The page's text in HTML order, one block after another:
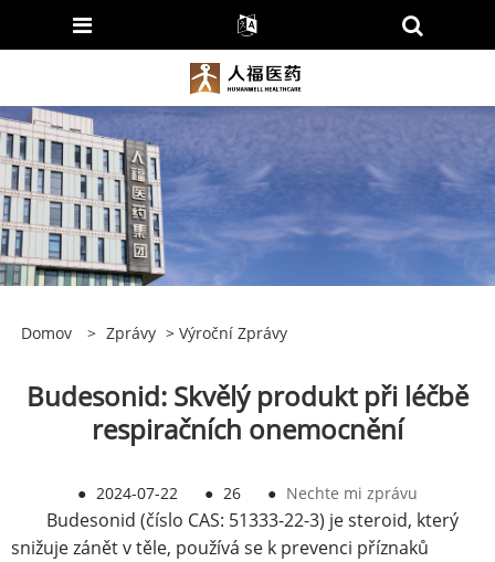
Domov > Zprávy > Výroční Zprávy
Budesonid: Skvělý produkt při léčbě
respiračních onemocnění
● 2024-07-22 ● 26 ● Nechte mi zprávu
Budesonid (číslo CAS: 51333-22-3) je steroid, který
snižuje zánět v těle, používá se k prevenci příznaků